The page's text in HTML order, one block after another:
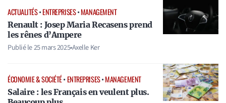
ACTUALITÉS•ENTREPRISES•MANAGEMENT
Renault : Josep Maria Recasens prend
les rênes d’Ampere
Publié le25 mars 2025•Axelle Ker
ÉCONOMIE & SOCIÉTÉ•ENTREPRISES•MANAGEMENT
Salaire : les Français en veulent plus.